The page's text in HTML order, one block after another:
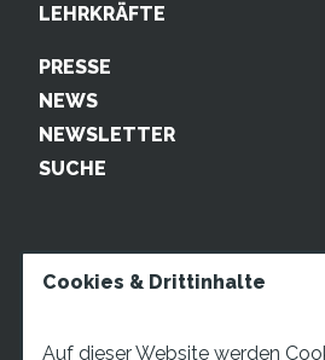
LEHRKRÄFTE
PRESSE
NEWS
NEWSLETTER
SUCHE
Cookies & Drittinhalte
Auf dieser Website werden